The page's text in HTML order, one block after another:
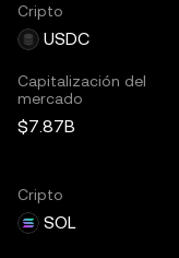
Cripto
USDC
Capitalización del
mercado
$7.87B
Cripto
SOL